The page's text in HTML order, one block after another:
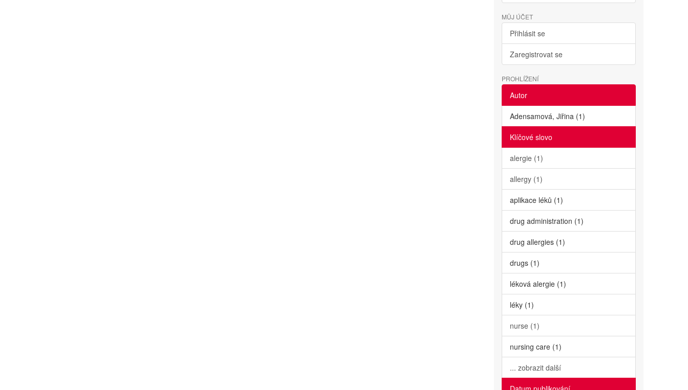
MŮJ ÚČET
Přihlásit se
Zaregistrovat se
PROHLÍŽENÍ
Autor
Adensamová, Jiřina (1)
Klíčové slovo
alergie (1)
allergy (1)
aplikace léků (1)
drug administration (1)
drug allergies (1)
drugs (1)
léková alergie (1)
léky (1)
nurse (1)
nursing care (1)
... zobrazit další